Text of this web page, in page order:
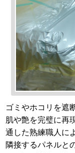
ゴミやホコリを遮
肌や艶を完璧に再
通した熟練職人に
隣接するパネルと